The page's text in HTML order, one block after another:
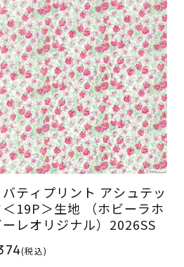
バティプリント アシュテッ
＜19P＞生地 （ホビーラホ
ーレオリジナル）2026SS
(税込)